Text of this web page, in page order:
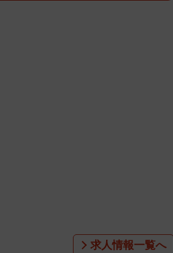
求人情報一覧へ